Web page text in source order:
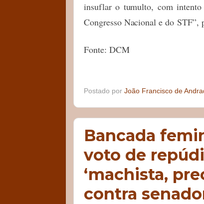
insuflar o tumulto, com
Congresso Nacional e do STF”,
Fonte: DCM
Postado por João Francisco de
Bancada
voto de
‘machista,
contra